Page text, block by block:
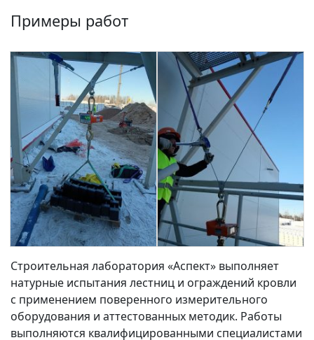
Примеры работ
Строительная лаборатория «Аспект» выполняет
натурные испытания лестниц и ограждений кровли
с применением поверенного измерительного
оборудования и аттестованных методик. Работы
выполняются квалифицированными специалистами